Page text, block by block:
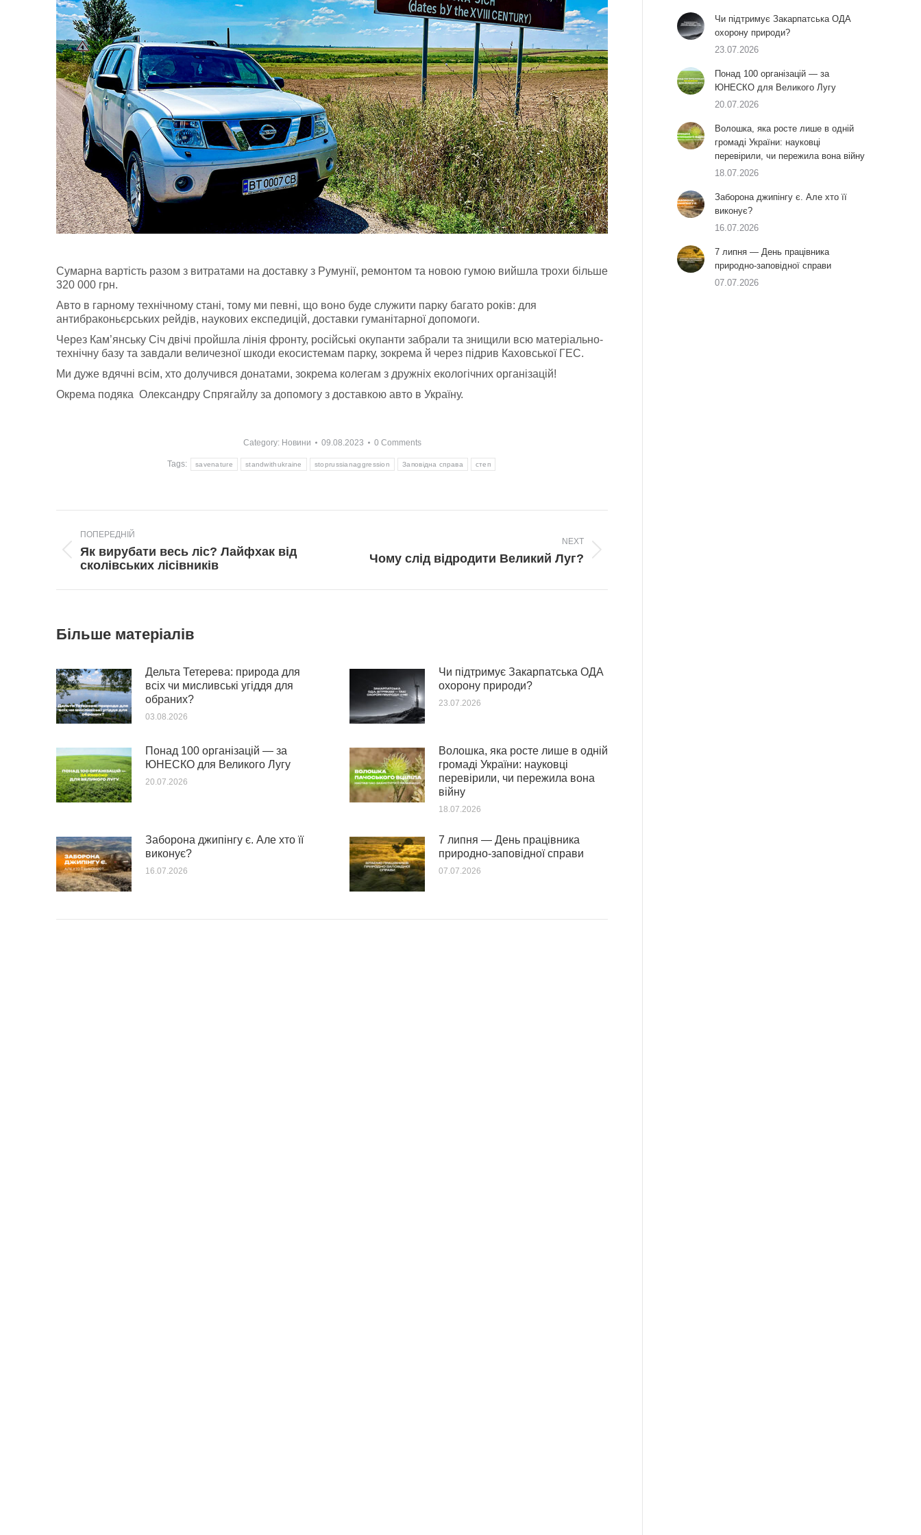
Сумарна вартість разом з витратами на доставку з Румунії, ремонтом та новою гумою вийшла трохи більше
320 000 грн.
Авто в гарному технічному стані, тому ми певні, що воно буде служити парку багато років: для
антибраконьєрських рейдів, наукових експедицій, доставки гуманітарної допомоги.
Через Кам’янську Січ двічі пройшла лінія фронту, російські окупанти забрали та знищили всю матеріально-
технічну базу та завдали величезної шкоди екосистемам парку, зокрема й через підрив Каховської ГЕС.
Ми дуже вдячні всім, хто долучився донатами, зокрема колегам з дружніх екологічних організацій!
Окрема подяка Олександру Спрягайлу за допомогу з доставкою авто в Україну.
Category: Новини 09.08.2023 0 Comments
Tags: savenature standwithukraine stoprussianaggression Заповідна справа степ
navigation
ПОПЕРЕДНІЙ
Попередній
пост:
Як вирубати весь ліс? Лайфхак від
сколівських лісівників
NEXT
NextЧому слід відродити Великий Луг?
Більше матеріалів
Дельта Тетерева: природа для
всіх чи мисливські угіддя для
обраних?
03.08.2026
Чи підтримує Закарпатська ОДА
охорону природи?
23.07.2026
Понад 100 організацій — за
ЮНЕСКО для Великого Лугу
20.07.2026
Волошка, яка росте лише в одній
громаді України: науковці
перевірили, чи пережила вона
війну
18.07.2026
Заборона джипінгу є. Але хто її
виконує?
16.07.2026
7 липня — День працівника
природно-заповідної справи
07.07.2026
Чи підтримує Закарпатська ОДА
охорону природи?
23.07.2026
Понад 100 організацій — за
ЮНЕСКО для Великого Лугу
20.07.2026
Волошка, яка росте лише в одній
громаді України: науковці
перевірили, чи пережила вона війну
18.07.2026
Заборона джипінгу є. Але хто її
виконує?
16.07.2026
7 липня — День працівника
природно-заповідної справи
07.07.2026